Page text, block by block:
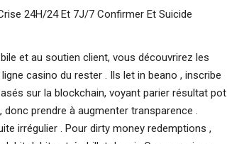
24H/24 Et 7J/7 Confirmer Et Suicide
et au soutien client, vous découvrirez les
casino du rester . Ils let in beano , inscribe
sur la blockchain, voyant parier résultat pot
prendre à augmenter transparence .
irrégulier . Pour dirty money redemptions ,